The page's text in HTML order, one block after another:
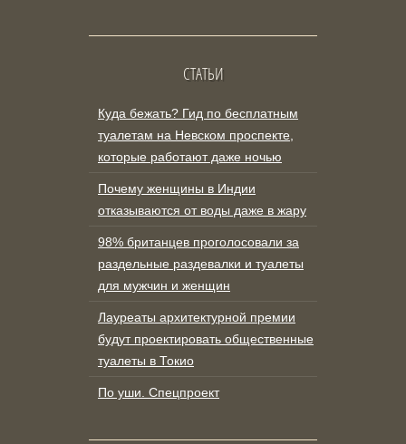
СТАТЬИ
Куда бежать? Гид по бесплатным
туалетам на Невском проспекте,
которые работают даже ночью
Почему женщины в Индии
отказываются от воды даже в жару
98% британцев проголосовали за
раздельные раздевалки и туалеты
для мужчин и женщин
Лауреаты архитектурной премии
будут проектировать общественные
туалеты в Токио
По уши. Спецпроект